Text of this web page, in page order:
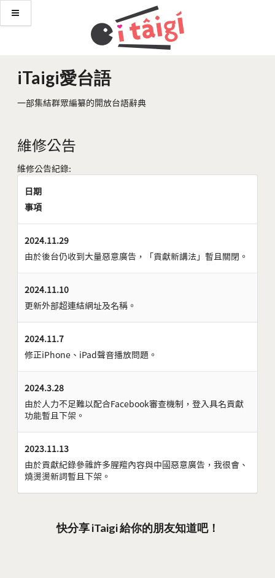
iTaigi愛台語
一部集結群眾編纂的開放台語辭典
維修公告
維修公告紀錄:
日期
事項
2024.11.29
由於後台仍收到大量惡意廣告，「貢獻新講法」暫且關閉。
2024.11.10
更新外部超連結網址及名稱。
2024.11.7
修正iPhone、iPad聲音播放問題。
2024.3.28
由於人力不足難以配合Facebook審查機制，登入具名貢獻
功能暫且下架。
2023.11.13
由於貢獻紀錄參雜許多腥羶內容與中國惡意廣告，我很會、
燒燙燙新詞暫且下架。
快分享 iTaigi 給你的朋友知道吧！